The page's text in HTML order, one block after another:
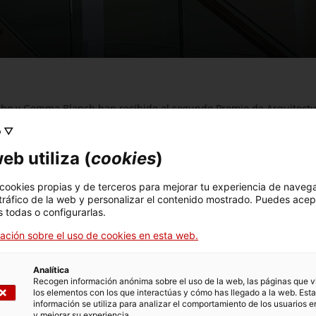
y Gemma Blanch han recibido el segundo Premio de
obra de rehabilitación del Museu Arqueològic de Tarragona.
de la Arquitectura Técnica en Ciudades Patrimonio Mundial
es reconocer el trabajo de los aparejadores y arquitectos
de la cubierta de la Catedral de Santiago.
sido reconocidos por su trabajo en la obra de reforma del
Arquitectura SLP y se enmarca en el contexto de reforma en
a cargo del Ministerio de Cultura y Deportes, y han
de las condiciones ambientales.
▽
utiliza (cookies)
propias y de terceros para mejorar tu experiencia de
de la web y personalizar el contenido mostrado. Puedes
todas o configurarlas.
sobre el uso de cookies en esta web.
Analítica
Recogen información anónima sobre el uso de la web, las páginas que
los elementos con los que interactúas y cómo has llegado a la web. Esta
información se utiliza para analizar el comportamiento de los usuarios